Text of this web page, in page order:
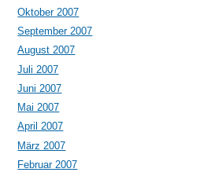
Oktober 2007
September 2007
August 2007
Juli 2007
Juni 2007
Mai 2007
April 2007
März 2007
Februar 2007